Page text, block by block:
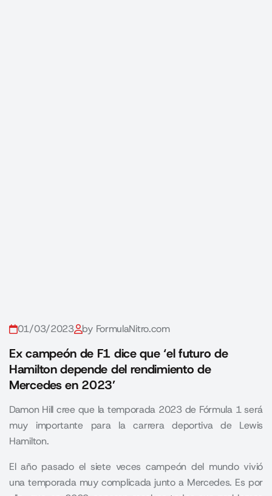
01/03/2023 by FormulaNitro.com
Ex campeón de F1 dice que ‘el futuro de
Hamilton depende del rendimiento de
Mercedes en 2023’
Damon Hill cree que la temporada 2023 de Fórmula 1 será
muy importante para la carrera deportiva de Lewis
Hamilton.
El año pasado el siete veces campeón del mundo vivió
una temporada muy complicada junto a Mercedes. Es por